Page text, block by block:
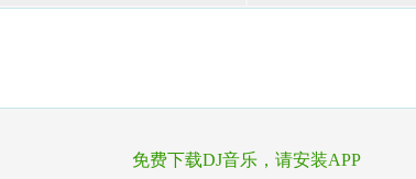
免费下载DJ音乐，请安装APP